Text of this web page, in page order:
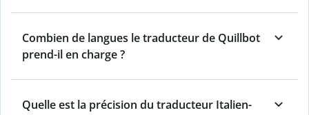
Combien de langues le traducteur de Quillbot
prend-il en charge ?
Quelle est la précision du traducteur Italien-